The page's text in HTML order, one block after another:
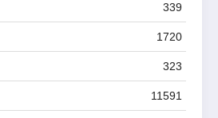
339
1720
323
11591